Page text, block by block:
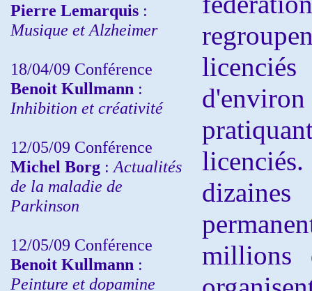
Pierre Lemarquis :
Musique et Alzheimer
18/04/09 Conférence
Benoit Kullmann :
Inhibition et créativité
12/05/09 Conférence
Michel Borg : Actualités
de la maladie de
Parkinson
12/05/09 Conférence
Benoit Kullmann :
Peinture et dopamine
millions